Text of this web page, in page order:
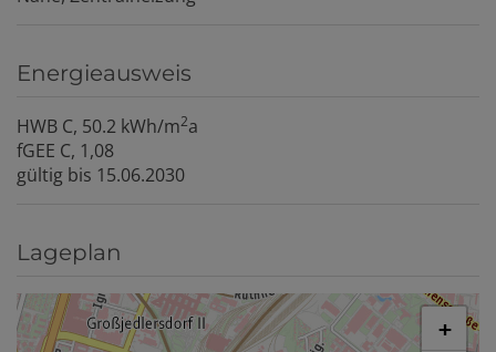
Energieausweis
HWB C, 50.2 kWh/m2a
fGEE C, 1,08
gültig bis 15.06.2030
Lageplan
+